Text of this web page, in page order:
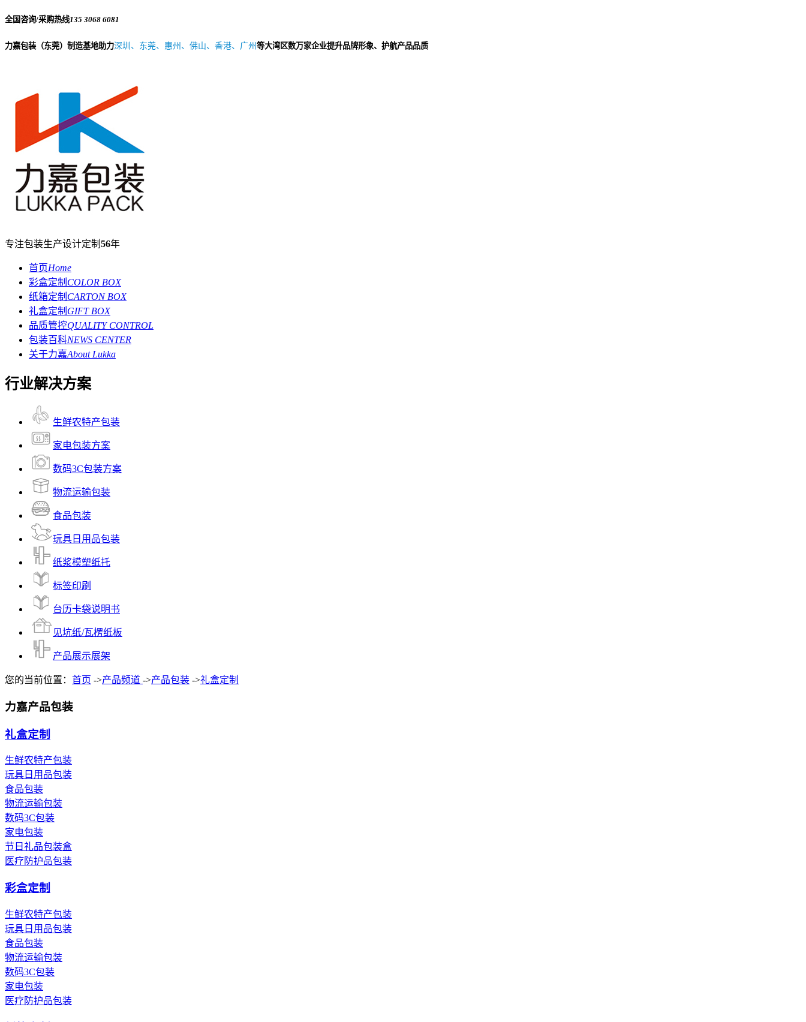
全国咨询/采购热线135 3068 6081
力嘉包装（东莞）制造基地助力深圳、东莞、惠州、佛山、香港、广州 等大湾区数万家企业提升品牌形象、护航产品品质
专注包装生产设计定制 56年
首页Home
彩盒定制 COLOR BOX
纸箱定制 CARTON BOX
礼盒定制 GIFT BOX
品质管控QUALITY CONTROL
包装百科NEWS CENTER
关于力嘉About Lukka
行业解决方案
生鲜农特产包装
家电包装方案
数码3C包装方案
物流运输包装
食品包装
玩具日用品包装
纸浆模塑纸托
标签印刷
台历卡袋说明书
见坑纸/瓦楞纸板
产品展示展架
您的当前位置： 首页 ->产品频道 ->产品包装 ->礼盒定制
力嘉产品包装
礼盒定制
生鲜农特产包装
玩具日用品包装
食品包装
物流运输包装
数码3C包装
家电包装
节日礼品包装盒
医疗防护品包装
彩盒定制
生鲜农特产包装
玩具日用品包装
食品包装
物流运输包装
数码3C包装
家电包装
医疗防护品包装